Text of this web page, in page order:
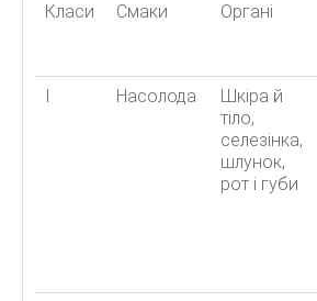
Класи Смаки Органі
I
Насолода
Шкіра й
тіло,
селезінка,
шлунок,
рот і губи